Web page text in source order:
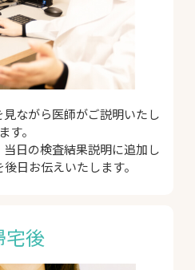
ながら医師がご説明いたし
ます。
日の検査結果説明に追加し
日お伝えいたします。
宅後